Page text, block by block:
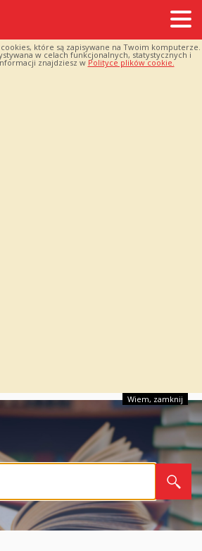
które są zapisywane na Twoim komputerze.
w celach funkcjonalnych, statystycznych i
znajdziesz w Polityce plików cookie.
Wiem, zamknij